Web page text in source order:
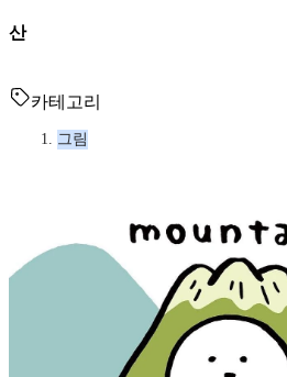
산
카테고리
그림